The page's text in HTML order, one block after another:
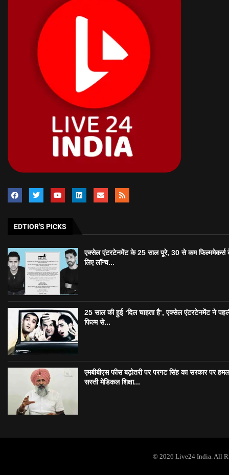
EDTIOR'S PICKS
एक्सेल एंटरटेनमेंट के 25 साल पूरे, 30 से कम फिल्ममेकर्स
लिए लॉन्च...
25 साल की हुई ‘दिल चाहता है’, एक्सेल एंटरटेनमेंट ने
फिल्म से...
एमबीबीएस फीस बढ़ोतरी पर परगट सिंह का सरकार पर
सस्ती मेडिकल शिक्षा...
© 2026 Live24 India. All